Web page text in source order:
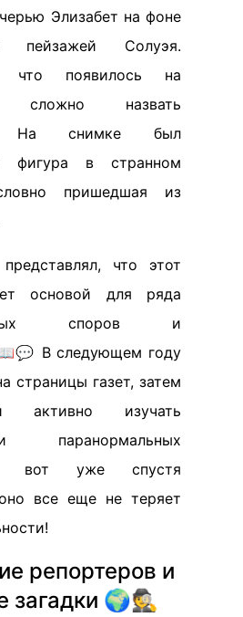
Элизабет на фоне
пейзажей Солуэя.
что появилось на
сложно назвать
На снимке был
фигура в странном
пришедшая из
что этот
основой для ряда
споров и
В следующем году
страницы газет, затем
активно изучать
паранормальных
вот уже спустя
все еще не теряет
репортеров и
загадки 🌍🕵️